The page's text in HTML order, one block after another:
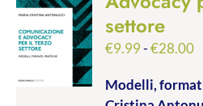
settore
€9.99-€28.00
Modelli,